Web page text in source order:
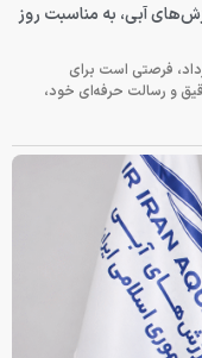
آبی، به مناسبت روز
آب، روایتگران تلاش و پیشرفت ۱۷ مرداد، فرصتی است برای
و رسالت حرفه‌ای خود،